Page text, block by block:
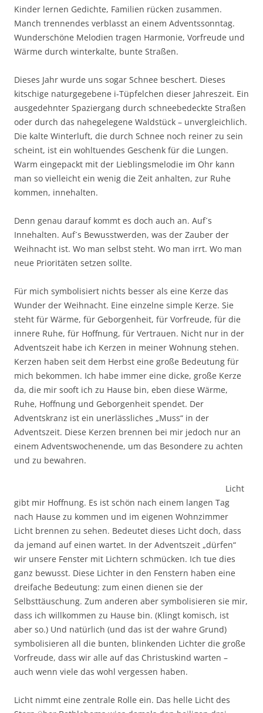
Kinder lernen Gedichte, Familien rücken zusammen.
Manch trennendes verblasst an einem Adventssonntag.
Wunderschöne Melodien tragen Harmonie, Vorfreude und
Wärme durch winterkalte, bunte Straßen.
Dieses Jahr wurde uns sogar Schnee beschert. Dieses
kitschige naturgegebene i-Tüpfelchen dieser Jahreszeit. Ein
ausgedehnter Spaziergang durch schneebedeckte Straßen
oder durch das nahegelegene Waldstück – unvergleichlich.
Die kalte Winterluft, die durch Schnee noch reiner zu sein
scheint, ist ein wohltuendes Geschenk für die Lungen.
Warm eingepackt mit der Lieblingsmelodie im Ohr kann
man so vielleicht ein wenig die Zeit anhalten, zur Ruhe
kommen, innehalten.
Denn genau darauf kommt es doch auch an. Auf´s
Innehalten. Auf´s Bewusstwerden, was der Zauber der
Weihnacht ist. Wo man selbst steht. Wo man irrt. Wo man
neue Prioritäten setzen sollte.
Für mich symbolisiert nichts besser als eine Kerze das
Wunder der Weihnacht. Eine einzelne simple Kerze. Sie
steht für Wärme, für Geborgenheit, für Vorfreude, für die
innere Ruhe, für Hoffnung, für Vertrauen. Nicht nur in der
Adventszeit habe ich Kerzen in meiner Wohnung stehen.
Kerzen haben seit dem Herbst eine große Bedeutung für
mich bekommen. Ich habe immer eine dicke, große Kerze
da, die mir sooft ich zu Hause bin, eben diese Wärme,
Ruhe, Hoffnung und Geborgenheit spendet. Der
Adventskranz ist ein unerlässliches „Muss“ in der
Adventszeit. Diese Kerzen brennen bei mir jedoch nur an
einem Adventswochenende, um das Besondere zu achten
und zu bewahren.
Licht
gibt mir Hoffnung. Es ist schön nach einem langen Tag
nach Hause zu kommen und im eigenen Wohnzimmer
Licht brennen zu sehen. Bedeutet dieses Licht doch, dass
da jemand auf einen wartet. In der Adventszeit „dürfen“
wir unsere Fenster mit Lichtern schmücken. Ich tue dies
ganz bewusst. Diese Lichter in den Fenstern haben eine
dreifache Bedeutung: zum einen dienen sie der
Selbsttäuschung. Zum anderen aber symbolisieren sie mir,
dass ich willkommen zu Hause bin. (Klingt komisch, ist
aber so.) Und natürlich (und das ist der wahre Grund)
symbolisieren all die bunten, blinkenden Lichter die große
Vorfreude, dass wir alle auf das Christuskind warten –
auch wenn viele das wohl vergessen haben.
Licht nimmt eine zentrale Rolle ein. Das helle Licht des